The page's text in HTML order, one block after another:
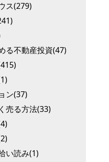
ス(279)
る不動産投資(47)
ン(37)
売る方法(33)
い読み(1)